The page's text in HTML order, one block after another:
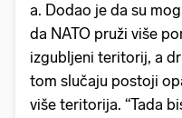
a. Dodao je da su
da NATO pruži više
izgubljeni teritorij, a
tom slučaju postoji
više teritorija. “Tada